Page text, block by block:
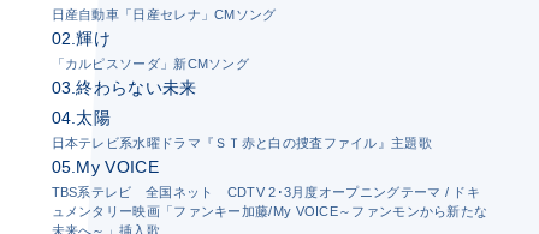
日産自動車「日産セレナ」CMソング
02.輝け
「カルピスソーダ」新CMソング
03.終わらない未来
04.太陽
日本テレビ系水曜ドラマ『ＳＴ赤と白の捜査ファイル』主題歌
05.My VOICE
TBS系テレビ 全国ネット CDTV 2･3月度オープニングテーマ / ドキ
ュメンタリー映画「ファンキー加藤/My VOICE～ファンモンから新たな
未来へ～」挿入歌